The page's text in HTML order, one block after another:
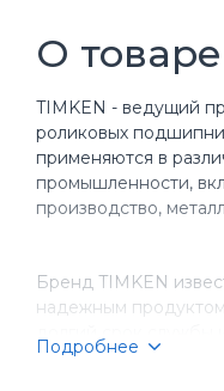
О товаре
TIMKEN - ведущий
роликовых
применяются в
промышленности,
производство,
Бренд TIMKEN
надежным
оборудования.
Подробнее